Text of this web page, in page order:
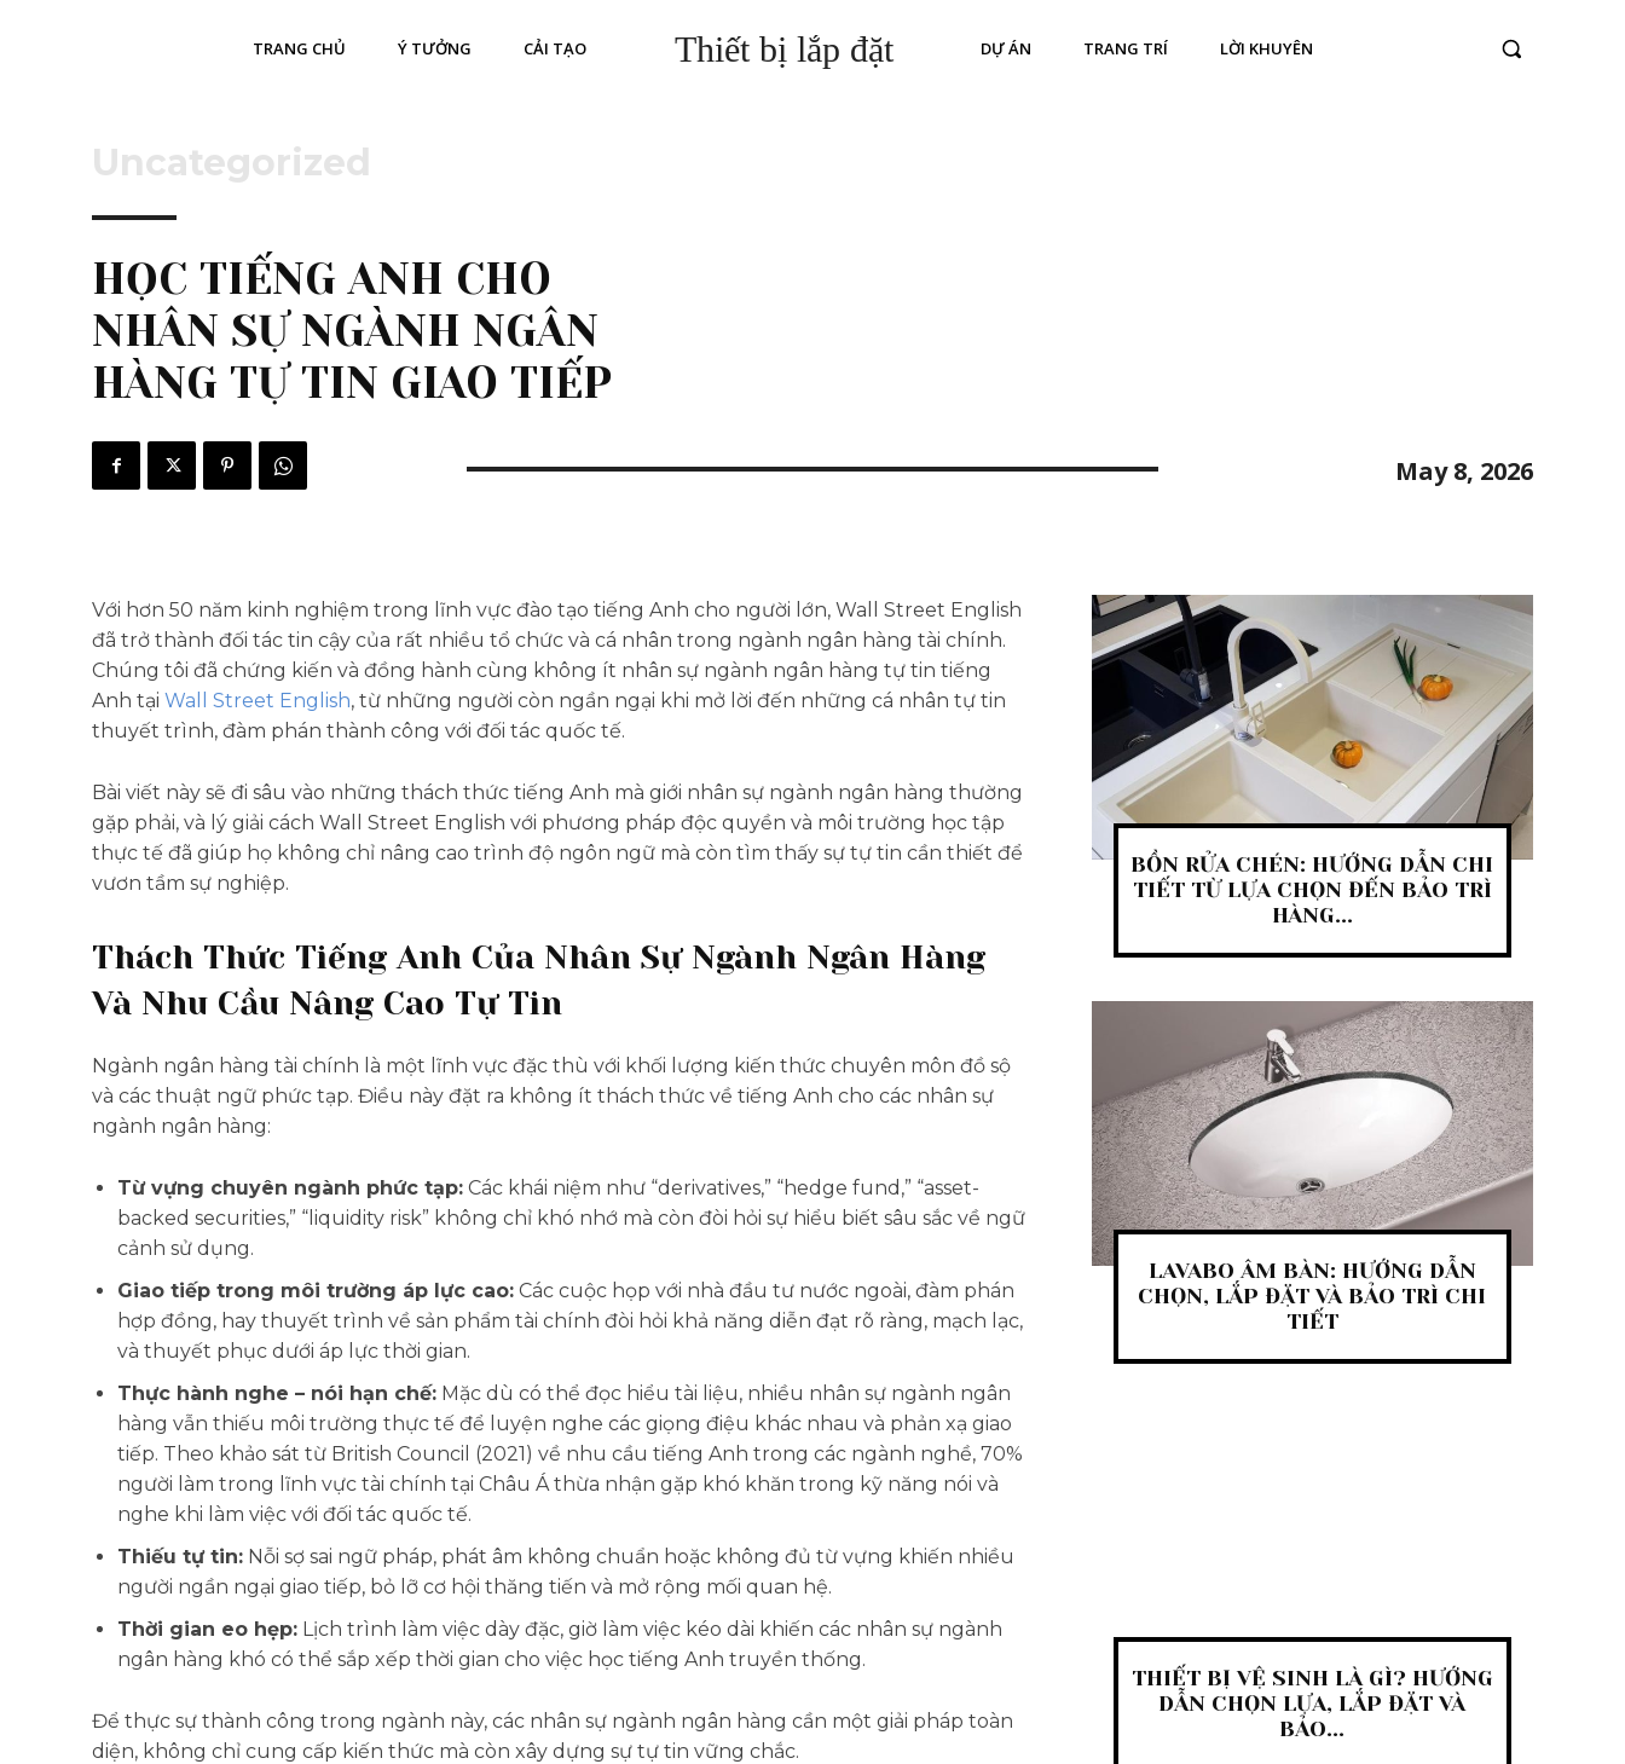
TRANG CHỦ Ý TƯỞNG CẢI TẠO Thiết bị lắp đặt DỰ ÁN TRANG TRÍ LỜI KHUYÊN
Uncategorized
HỌC TIẾNG ANH CHO
NHÂN SỰ NGÀNH NGÂN
HÀNG TỰ TIN GIAO TIẾP
May 8, 2026
Với hơn 50 năm kinh nghiệm trong lĩnh vực đào tạo tiếng Anh cho người lớn, Wall Street English
đã trở thành đối tác tin cậy của rất nhiều tổ chức và cá nhân trong ngành ngân hàng tài chính.
Chúng tôi đã chứng kiến và đồng hành cùng không ít nhân sự ngành ngân hàng tự tin tiếng
Anh tại Wall Street English, từ những người còn ngần ngại khi mở lời đến những cá nhân tự tin
thuyết trình, đàm phán thành công với đối tác quốc tế.
Bài viết này sẽ đi sâu vào những thách thức tiếng Anh mà giới nhân sự ngành ngân hàng thường
gặp phải, và lý giải cách Wall Street English với phương pháp độc quyền và môi trường học tập
thực tế đã giúp họ không chỉ nâng cao trình độ ngôn ngữ mà còn tìm thấy sự tự tin cần thiết để
vươn tầm sự nghiệp.
Thách Thức Tiếng Anh Của Nhân Sự Ngành Ngân Hàng
Và Nhu Cầu Nâng Cao Tự Tin
Ngành ngân hàng tài chính là một lĩnh vực đặc thù với khối lượng kiến thức chuyên môn đồ sộ
và các thuật ngữ phức tạp. Điều này đặt ra không ít thách thức về tiếng Anh cho các nhân sự
ngành ngân hàng:
Từ vựng chuyên ngành phức tạp: Các khái niệm như “derivatives,” “hedge fund,” “asset-
backed securities,” “liquidity risk” không chỉ khó nhớ mà còn đòi hỏi sự hiểu biết sâu sắc về ngữ
cảnh sử dụng.
Giao tiếp trong môi trường áp lực cao: Các cuộc họp với nhà đầu tư nước ngoài, đàm phán
hợp đồng, hay thuyết trình về sản phẩm tài chính đòi hỏi khả năng diễn đạt rõ ràng, mạch lạc,
và thuyết phục dưới áp lực thời gian.
Thực hành nghe – nói hạn chế: Mặc dù có thể đọc hiểu tài liệu, nhiều nhân sự ngành ngân
hàng vẫn thiếu môi trường thực tế để luyện nghe các giọng điệu khác nhau và phản xạ giao
tiếp. Theo khảo sát từ British Council (2021) về nhu cầu tiếng Anh trong các ngành nghề, 70%
người làm trong lĩnh vực tài chính tại Châu Á thừa nhận gặp khó khăn trong kỹ năng nói và
nghe khi làm việc với đối tác quốc tế.
Thiếu tự tin: Nỗi sợ sai ngữ pháp, phát âm không chuẩn hoặc không đủ từ vựng khiến nhiều
người ngần ngại giao tiếp, bỏ lỡ cơ hội thăng tiến và mở rộng mối quan hệ.
Thời gian eo hẹp: Lịch trình làm việc dày đặc, giờ làm việc kéo dài khiến các nhân sự ngành
ngân hàng khó có thể sắp xếp thời gian cho việc học tiếng Anh truyền thống.
Để thực sự thành công trong ngành này, các nhân sự ngành ngân hàng cần một giải pháp toàn
diện, không chỉ cung cấp kiến thức mà còn xây dựng sự tự tin vững chắc.
BỒN RỬA CHÉN: HƯỚNG DẪN CHI
TIẾT TỪ LỰA CHỌN ĐẾN BẢO TRÌ
HÀNG...
LAVABO ÂM BÀN: HƯỚNG DẪN
CHỌN, LẮP ĐẶT VÀ BẢO TRÌ CHI
TIẾT
THIẾT BỊ VỆ SINH LÀ GÌ? HƯỚNG
DẪN CHỌN LỰA, LẮP ĐẶT VÀ
BẢO...